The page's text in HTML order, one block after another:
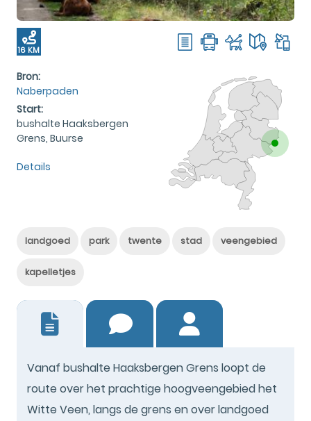
16 KM
Bron:
Naberpaden
Start:
bushalte Haaksbergen
Grens, Buurse
Details
landgoed park twente stad veengebied
kapelletjes
Vanaf bushalte Haaksbergen Grens loopt de
route over het prachtige hoogveengebied het
Witte Veen, langs de grens en over landgoed